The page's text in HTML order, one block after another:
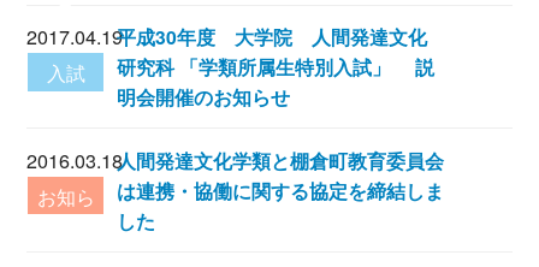
2017.04.19
入試
平成30年度 大学院 人間発達文化
研究科 「学類所属生特別入試」 説
明会開催のお知らせ
2016.03.18
お知ら
人間発達文化学類と棚倉町教育委員会
は連携・協働に関する協定を締結しま
した